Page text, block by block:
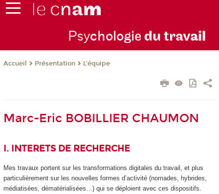
Psychologie du travail
Accueil Présentation L'équipe
Marc-Eric BOBILLIER CHAUMON
I. INTERETS DE RECHERCHE
Mes travaux portent sur les transformations digitales du travail, et plus
particulièrement sur les nouvelles formes d’activité (nomades, hybrides,
médiatisées, dématérialisées…) qui se déploient avec ces dispositifs.